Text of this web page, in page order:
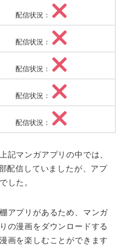
配信状況：
配信状況：
配信状況：
配信状況：
配信状況：
記マンガアプリの中では、
配信していましたが、アプ
した。
アプリがあるため、マンガ
の漫画をダウンロードする
画を楽しむことができます